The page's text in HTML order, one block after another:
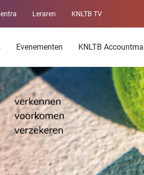
Leraren KNLTB TV
Evenementen KNLTB